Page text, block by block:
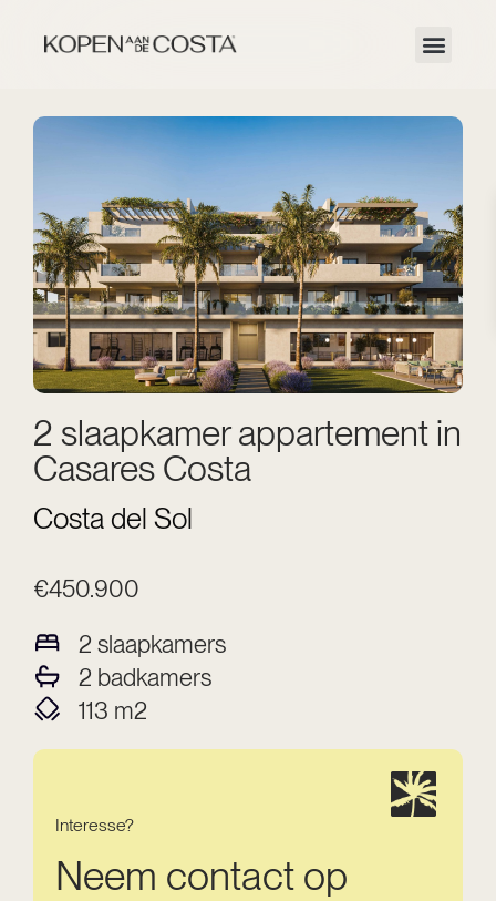
2 slaapkamer appartement in
Casares Costa
Costa del Sol
€450.900
2 slaapkamers
2 badkamers
113 m2
Interesse?
Neem contact op